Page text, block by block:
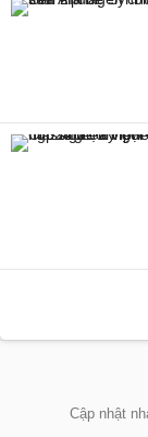
Cập nhật